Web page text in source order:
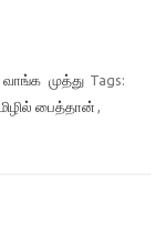
வாங்க முத்து Tags:
பைத்தான் ,